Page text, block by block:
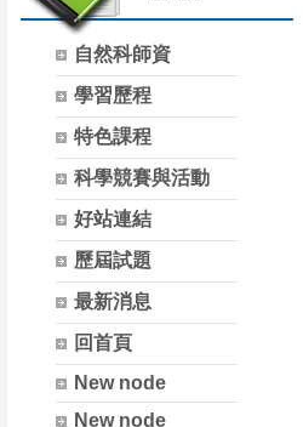
自然科師資
學習歷程
特色課程
科學競賽與活動
好站連結
歷屆試題
最新消息
回首頁
New node
New node